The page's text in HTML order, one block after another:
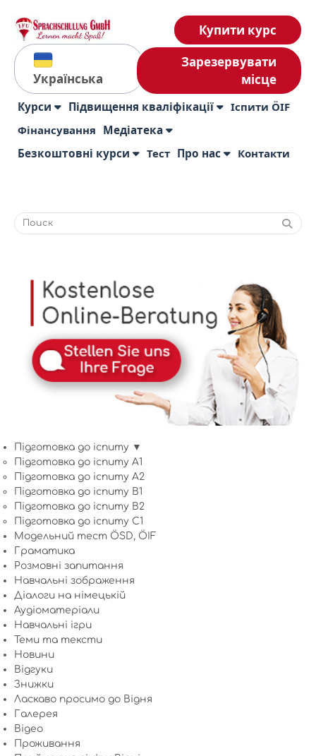
Українська
Купити курс
Зарезервувати
місце
Курси Підвищення кваліфікації
Іспити ÖIF
Фінансування Медіатека
Безкоштовні курси
Тест Про нас Контакти
Підготовка до іспиту ▼
Підготовка до іспиту A1
Підготовка до іспиту A2
Підготовка до іспиту B1
Підготовка до іспиту B2
Підготовка до іспиту C1
Модельний тест ÖSD, ÖIF
Граматика
Розмовні запитання
Навчальні зображення
Діалоги на німецькій
Аудіоматеріали
Навчальні ігри
Теми та тексти
Новини
Відгуки
Знижки
Ласкаво просимо до Відня
Галерея
Відео
Проживання